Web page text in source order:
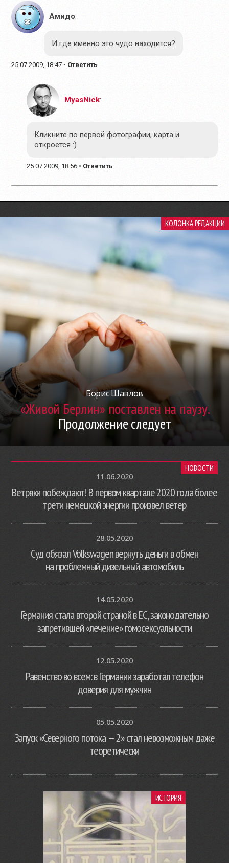
Амидо:
И где именно это чудо находится?
25.07.2009, 18:47 • Ответить
MyasNick:
Кликните по первой фотографии, карта и
откроется :)
25.07.2009, 18:56 • Ответить
КОЛОНКА РЕДАКЦИИ
Борис Шавлов
«Живой Берлин» поставлен на паузу.
Продолжение следует
НОВОСТИ
11.06.2020
Ветряки побеждают! В первом квартале 2020 года более
трети немецкой энергии произвел ветер
28.05.2020
Суд обязал Volkswagen вернуть деньги в обмен
на проблемный дизельный автомобиль
14.05.2020
Германия стала второй страной в ЕС, законодательно
запретившей «лечение» гомосексуальности
12.05.2020
Равенство во всем: в Германии заработал телефон
доверия для мужчин
05.05.2020
Запуск «Северного потока — 2» стал невозможным даже
теоретически
ИСТОРИЯ